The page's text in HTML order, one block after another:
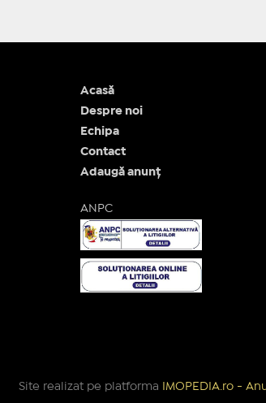
Acasă
Despre noi
Echipa
Contact
Adaugă anunț
ANPC
Site realizat pe platforma IMOPEDIA.ro -